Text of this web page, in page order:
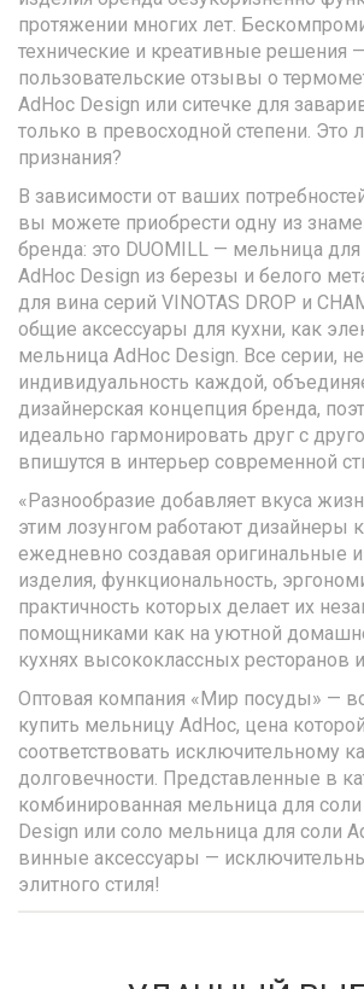
протяжении многих лет.
технические и креативные решения
пользовательские отзывы о
AdHoc Design или ситечке для
только в превосходной степени. Это
признания?
В зависимости от ваших
вы можете приобрести одну из
бренда: это DUOMILL — мельница
AdHoc Design из березы и белого
для вина серий VINOTAS DROP и
общие аксессуары для кухни, как
мельница AdHoc Design. Все серии,
индивидуальность каждой,
дизайнерская концепция бренда,
идеально гармонировать друг с
впишутся в интерьер современной
«Разнообразие добавляет вкуса
этим лозунгом работают дизайнеры
ежедневно создавая оригинальные
изделия, функциональность,
практичность которых делает их
помощниками как на уютной
кухнях высококлассных ресторанов
Оптовая компания «Мир посуды» —
купить мельницу AdHoc, цена
соответствовать исключительному
долговечности. Представленные в
комбинированная мельница для
Design или соло мельница для соли
винные аксессуары —
элитного стиля!